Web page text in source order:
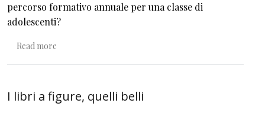
percorso formativo annuale per una classe di
adolescenti?
Read more
I libri a figure, quelli belli